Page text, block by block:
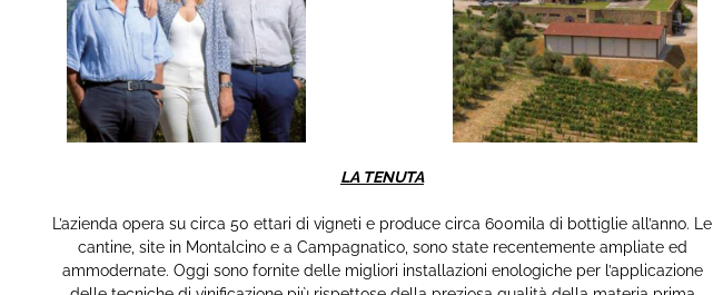
LA TENUTA
L’azienda opera su circa 50 ettari di vigneti e produce circa 600mila di bottiglie all’anno. Le
cantine, site in Montalcino e a Campagnatico, sono state recentemente ampliate ed
ammodernate. Oggi sono fornite delle migliori installazioni enologiche per l’applicazione